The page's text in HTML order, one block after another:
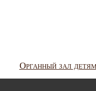
Органный зал